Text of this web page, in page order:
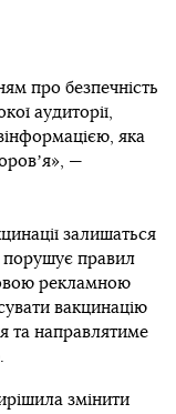
про безпечність
аудиторії,
яка
—
залишаться
порушує правил
рекламною
вакцинацію
та направлятиме
змінити